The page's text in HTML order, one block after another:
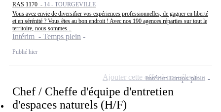
RAS 1170 - 14 - TOURGEVILLE
Vous avez envie de diversifier vos expériences professionnelles, de gagner en liberté
et en sérénité ? Vous êtes au bon endroit ! Avec nos 190 agences réparties sur tout le
territoire, nous sommes...
Intérim - Temps plein
Publié hier
Chef / Cheffe d'équipe d'entretien
d'espaces naturels (H/F)
IntérimTemps plein
Ajouter cette offre à ma sélection